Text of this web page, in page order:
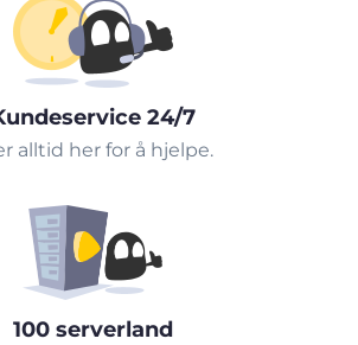
24/7
alltid her for å hjelpe.
100 serverland